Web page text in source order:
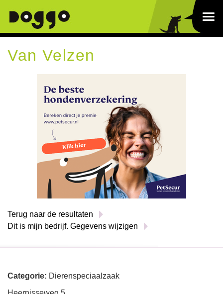
Van Velzen
Terug naar de resultaten
Dit is mijn bedrijf. Gegevens wijzigen
Categorie: Dierenspeciaalzaak